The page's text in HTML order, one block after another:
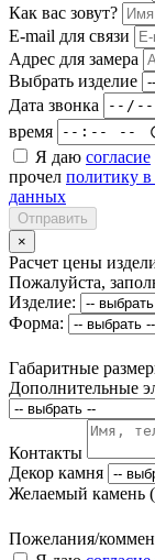
Как вас зовут?
E-mail для связи
Адрес для замера
Выбрать изделие
Дата звонка
время
Я даю согласие
прочел политику
данных
Отправить
×
Расчет цены
Пожалуйста,
Изделие:
Форма:
Габаритные
Дополнительные
Контакты
Декор камня
Желаемый камень
Пожелания/